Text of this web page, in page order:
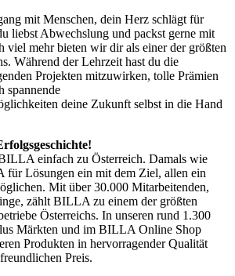
mit Menschen, dein Herz schlägt für
liebst Abwechslung und packst gerne mit
viel mehr bieten wir dir als einer der größten
Während der Lehrzeit hast du die
Projekten mitzuwirken, tolle Prämien
spannende
deine Zukunft selbst in die Hand
einfach zu Österreich. Damals wie
für Lösungen ein mit dem Ziel, allen ein
Mit über 30.000 Mitarbeitenden,
zählt BILLA zu einem der größten
Österreichs. In unseren rund 1.300
Märkten und im BILLA Online Shop
Produkten in hervorragender Qualität
Preis.